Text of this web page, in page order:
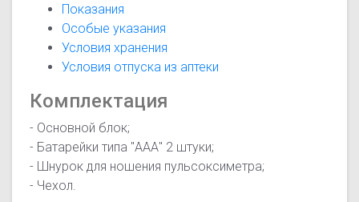
Показания
Особые указания
Условия хранения
Условия отпуска из аптеки
Комплектация
- Основной блок;
- Батарейки типа "ААА" 2 штуки;
- Шнурок для ношения пульсоксиметра;
- Чехол.